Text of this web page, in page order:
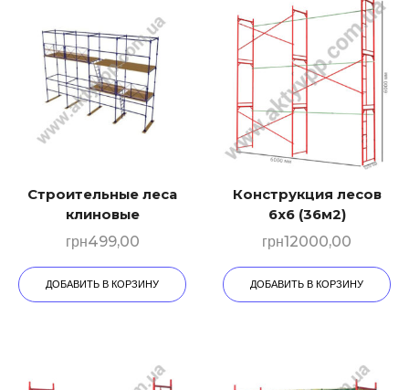
Строительные леса
клиновые
грн499,00
ДОБАВИТЬ В КОРЗИНУ
Конструкция лесов
6х6 (36м2)
грн12000,00
ДОБАВИТЬ В КОРЗИНУ